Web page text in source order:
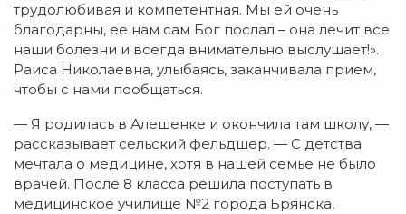
трудолюбивая и компетентная. Мы ей очень
благодарны, ее нам сам Бог послал – она лечит все
наши болезни и всегда внимательно выслушает!».
Раиса Николаевна, улыбаясь, заканчивала прием,
чтобы с нами пообщаться.
— Я родилась в Алешенке и окончила там школу, —
рассказывает сельский фельдшер. — С детства
мечтала о медицине, хотя в нашей семье не было
врачей. После 8 класса решила поступать в
медицинское училище №2 города Брянска,